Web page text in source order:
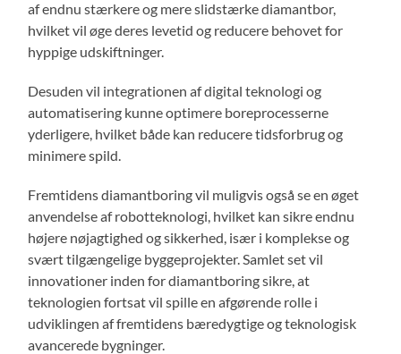
af endnu stærkere og mere slidstærke diamantbor,
hvilket vil øge deres levetid og reducere behovet for
hyppige udskiftninger.
Desuden vil integrationen af digital teknologi og
automatisering kunne optimere boreprocesserne
yderligere, hvilket både kan reducere tidsforbrug og
minimere spild.
Fremtidens diamantboring vil muligvis også se en øget
anvendelse af robotteknologi, hvilket kan sikre endnu
højere nøjagtighed og sikkerhed, især i komplekse og
svært tilgængelige byggeprojekter. Samlet set vil
innovationer inden for diamantboring sikre, at
teknologien fortsat vil spille en afgørende rolle i
udviklingen af fremtidens bæredygtige og teknologisk
avancerede bygninger.